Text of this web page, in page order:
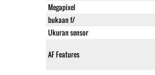
Megapixel
bukaan f/
Ukuran sensor
AF Features